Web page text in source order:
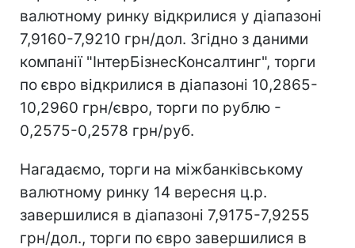
валютному ринку відкрилися у діапазоні
7,9160-7,9210 грн/дол. Згідно з даними
компанії "ІнтерБізнесКонсалтинг", торги
по євро відкрилися в діапазоні 10,2865-
10,2960 грн/євро, торги по рублю -
0,2575-0,2578 грн/руб.
Нагадаємо, торги на міжбанківському
валютному ринку 14 вересня ц.р.
завершилися в діапазоні 7,9175-7,9255
грн/дол., торги по євро завершилися в